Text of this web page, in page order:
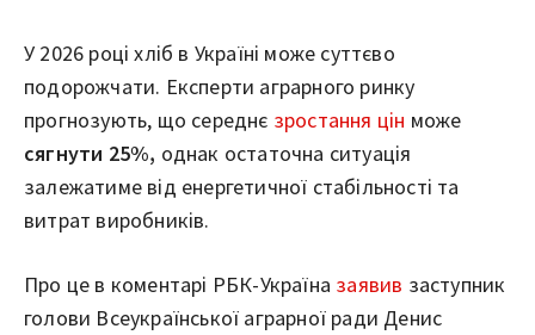
У 2026 році хліб в Україні може суттєво
подорожчати. Експерти аграрного ринку
прогнозують, що середнє зростання цін може
сягнути 25%, однак остаточна ситуація
залежатиме від енергетичної стабільності та
витрат виробників.
Про це в коментарі РБК-Україна заявив заступник
голови Всеукраїнської аграрної ради Денис